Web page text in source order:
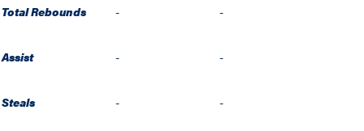
Total Rebounds - -
Assist - -
Steals - -